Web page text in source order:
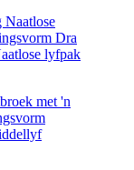
lyfpak